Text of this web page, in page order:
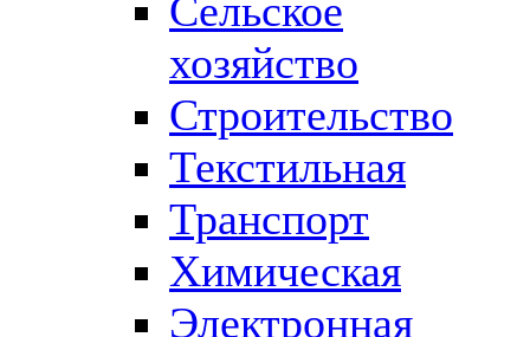
Сельское
хозяйство
Строительство
Текстильная
Транспорт
Химическая
Электронная